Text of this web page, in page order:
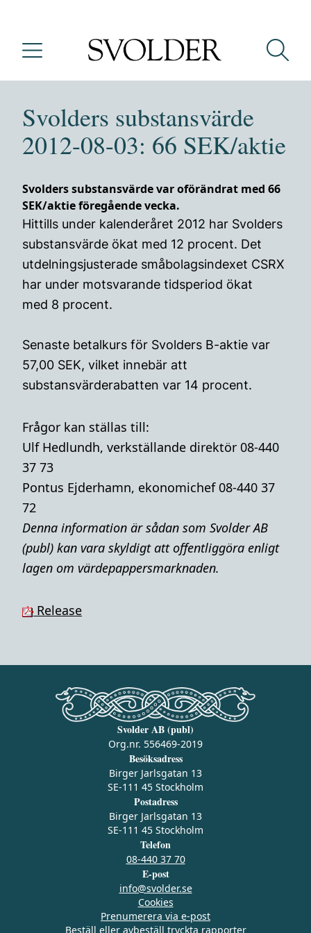
Svolders substansvärde
2012-08-03: 66 SEK/aktie
Svolders substansvärde var oförändrat med 66
SEK/aktie föregående vecka.
Hittills under kalenderåret 2012 har Svolders
substansvärde ökat med 12 procent. Det
utdelningsjusterade småbolagsindexet CSRX
har under motsvarande tidsperiod ökat
med 8 procent.
Senaste betalkurs för Svolders B-aktie var
57,00 SEK, vilket innebär att
substansvärderabatten var 14 procent.
Frågor kan ställas till:
Ulf Hedlundh, verkställande direktör 08-440
37 73
Pontus Ejderhamn, ekonomichef 08-440 37
72
Denna information är sådan som Svolder AB
(publ) kan vara skyldigt att offentliggöra enligt
lagen om värdepappersmarknaden.
Release
Svolder AB (publ)
Org.nr. 556469-2019
Besöksadress
Birger Jarlsgatan 13
SE-111 45 Stockholm
Postadress
Birger Jarlsgatan 13
SE-111 45 Stockholm
Telefon
08-440 37 70
E-post
info@svolder.se
Cookies
Prenumerera via e‑post
Beställ eller avbeställ tryckta rapporter